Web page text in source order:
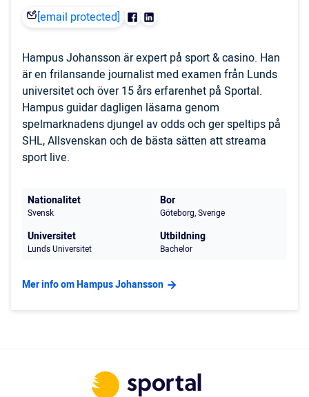
[email protected]
Hampus Johansson är expert på sport & casino. Han
är en frilansande journalist med examen från Lunds
universitet och över 15 års erfarenhet på Sportal.
Hampus guidar dagligen läsarna genom
spelmarknadens djungel av odds och ger speltips på
SHL, Allsvenskan och de bästa sätten att streama
sport live.
Nationalitet
Svensk
Bor
Göteborg, Sverige
Universitet
Lunds Universitet
Utbildning
Bachelor
Mer info om Hampus Johansson